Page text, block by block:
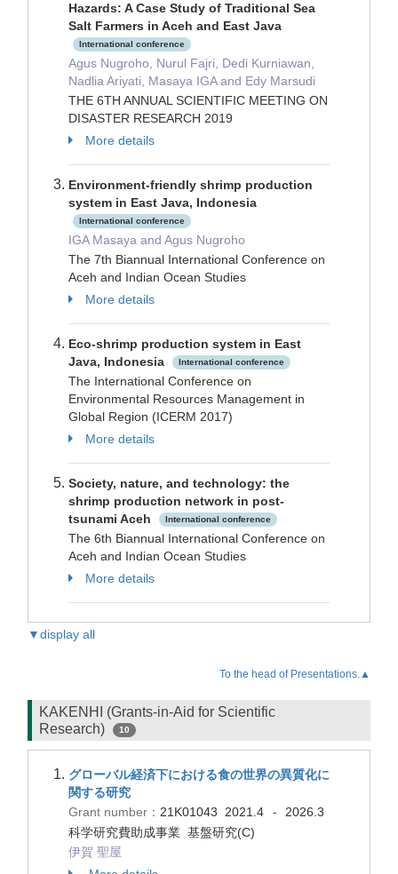
Hazards: A Case Study of Traditional Sea
Salt Farmers in Aceh and East Java
International conference
Agus Nugroho, Nurul Fajri, Dedi Kurniawan,
Nadlia Ariyati, Masaya IGA and Edy Marsudi
THE 6TH ANNUAL SCIENTIFIC MEETING ON
DISASTER RESEARCH 2019
More details
Environment-friendly shrimp production
system in East Java, Indonesia
International conference
IGA Masaya and Agus Nugroho
The 7th Biannual International Conference on
Aceh and Indian Ocean Studies
More details
Eco-shrimp production system in East
Java, Indonesia
International conference
The International Conference on
Environmental Resources Management in
Global Region (ICERM 2017)
More details
Society, nature, and technology: the
shrimp production network in post-
tsunami Aceh
International conference
The 6th Biannual International Conference on
Aceh and Indian Ocean Studies
More details
▼display all
To the head of Presentations.▲
KAKENHI (Grants-in-Aid for Scientific
Research)
10
グローバル経済下における食の世界の異質化に
関する研究
Grant number： 21K01043 2021.4 -
2026.3
科学研究費助成事業 基盤研究(C)
伊賀 聖屋